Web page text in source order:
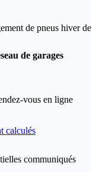
de pneus hiver de
de garages
vous en ligne
calculés
communiqués